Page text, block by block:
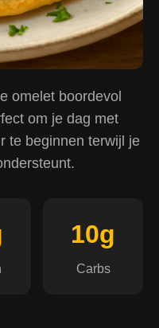
omelet boordevol
om je dag met
te beginnen terwijl je
10g
Carbs